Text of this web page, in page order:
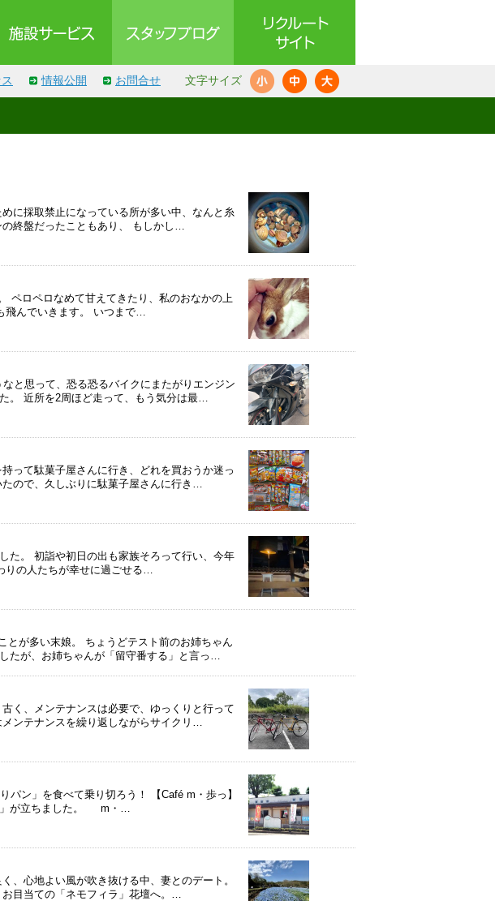
お問合せ
情報公開 文字サイズ
に採取禁止になっている所が多い中、なんと糸
終盤だったこともあり、 もしかし…
ペロペロなめて甘えてきたり、私のおなかの上
飛んでいきます。 いつまで…
と思って、恐る恐るバイクにまたがりエンジン
。 近所を2周ほど走って、もう気分は最…
って駄菓子屋さんに行き、どれを買おうか迷っ
ので、久しぶりに駄菓子屋さんに行き…
た。 初詣や初日の出も家族そろって行い、今年
りの人たちが幸せに過ごせる…
とが多い末娘。 ちょうどテスト前のお姉ちゃん
たが、お姉ちゃんが「留守番する」と言っ…
く、メンテナンスは必要で、ゆっくりと行って
ンテナンスを繰り返しながらサイクリ…
ン」を食べて乗り切ろう！ 【Café m・歩っ】
」が立ちました。 m・…
、心地よい風が吹き抜ける中、妻とのデート。
目当ての「ネモフィラ」花壇へ。…